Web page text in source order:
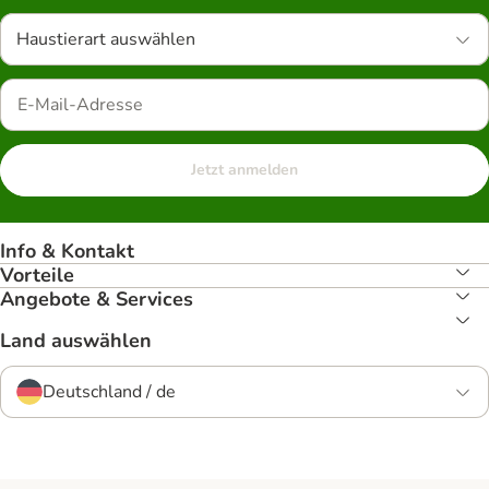
Haustierart auswählen
Jetzt anmelden
Info & Kontakt
Vorteile
Angebote & Services
Land auswählen
Deutschland / de